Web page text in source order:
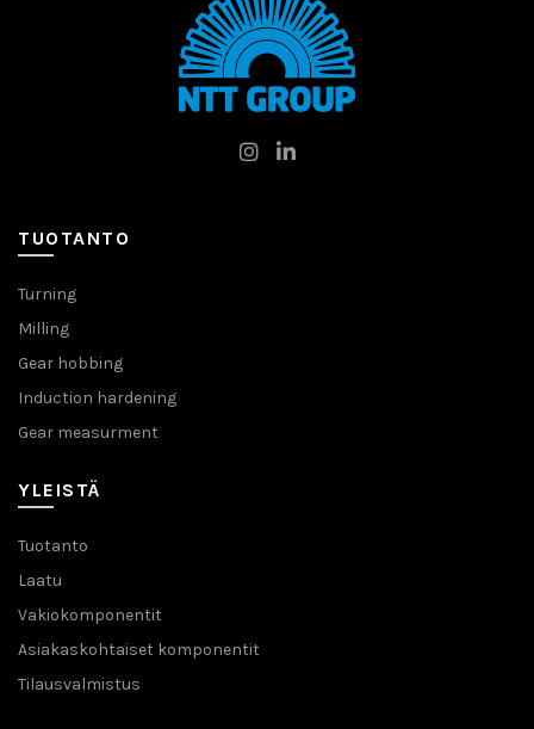
TUOTANTO
Turning
Milling
Gear hobbing
Induction hardening
Gear measurment
YLEISTÄ
Tuotanto
Laatu
Vakiokomponentit
Asiakaskohtaiset komponentit
Tilausvalmistus